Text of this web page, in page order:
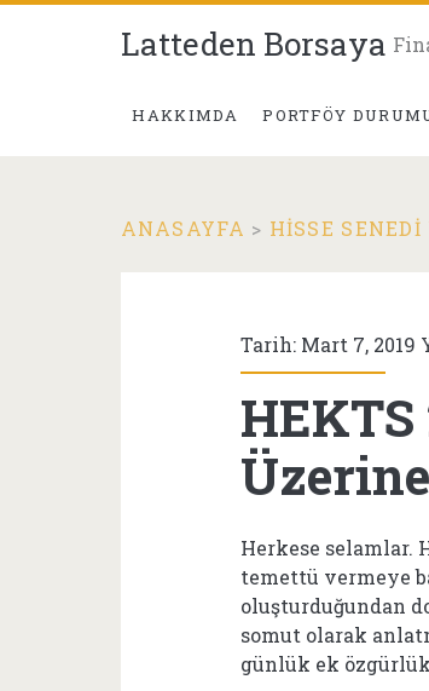
Latteden Borsaya
HAKKIMDA PORTFÖY
ANASAYFA > HISSE
Tarih: Mart 7, 2019
Üzerine
Herkese selamlar.
temettü vermeye
oluşturduğundan
somut olarak
günlük ek